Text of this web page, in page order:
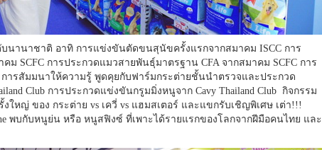
นานาชาติ อาทิ การแข่งขันตัดขนสุนัขครั้งแรกจากสมาคม ISCC การ
SCFC การประกวดแมวสายพันธุ์มาตรฐาน CFA จากสมาคม SCFC การ
การสัมมนาให้ความรู้ พูดคุยกับฟาร์มกระต่ายชั้นนำตรวจและประกวด
Club การประกวดแข่งขันกรูมมิ่งหนูจาก Cavy Thailand Club กิจกรรม
รั้งใหญ่ ของ กระต่าย vs เควี่ vs แฮมสเตอร์ และแขกรับเชิญพิเศษ เต่า!!!
พบกับหนูย่น หรือ หนูสฟิงซ์ ที่เพาะได้รายแรกของโลกจากฝีมือคนไทย และ